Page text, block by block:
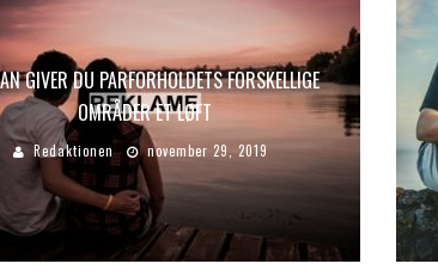
GIVER DU PARFORHOLDETS FORSKELLIGE
OMRÅDER ET LØFT
Redaktionen november 29, 2019